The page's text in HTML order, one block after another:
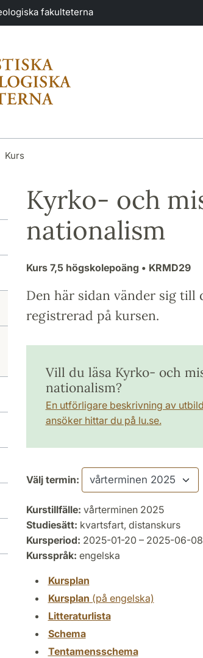
fakulteterna
Kurs
Kyrko- och
nationalism
Kurs 7,5 högskolepoäng • KRMD29
Den här sidan vänder sig till
registrerad på kursen.
Vill du läsa Kyrko- och
nationalism?
En utförligare beskrivning av
ansöker hittar du på lu.se.
Välj termin:
Kurstillfälle: vårterminen 2025
Studiesätt: kvartsfart, distanskurs
Kursperiod: 2025-01-20 – 2025-06-08
Kursspråk: engelska
Kursplan
Kursplan (på engelska)
Litteraturlista
Schema
Tentamensschema